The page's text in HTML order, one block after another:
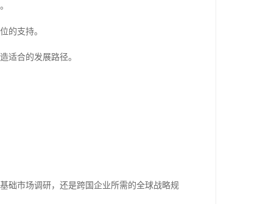
的支持。
适合的发展路径。
础市场调研，还是跨国企业所需的全球战略规